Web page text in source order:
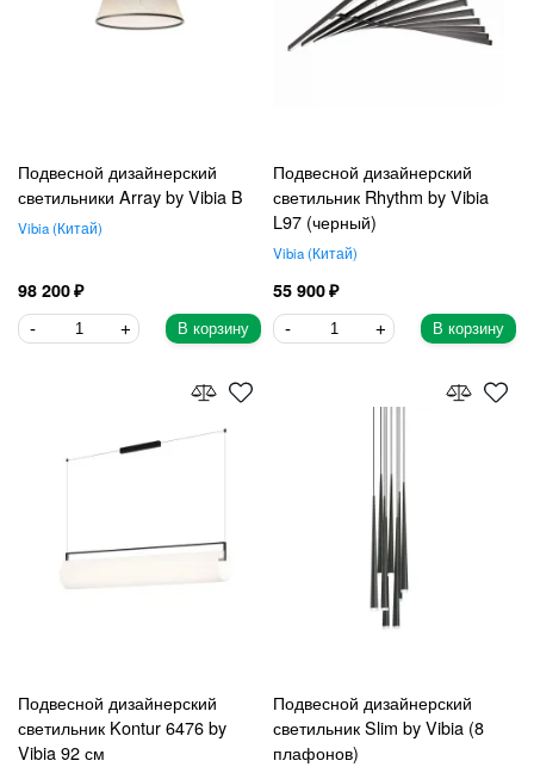
Подвесной дизайнерский
светильники Array by Vibia B
Vibia Китай
98 200
В корзину
Подвесной дизайнерский
светильник Rhythm by Vibia
L97 (черный)
Vibia Китай
55 900
В корзину
Подвесной дизайнерский
светильник Kontur 6476 by
Vibia 92 см
Подвесной дизайнерский
светильник Slim by Vibia (8
плафонов)